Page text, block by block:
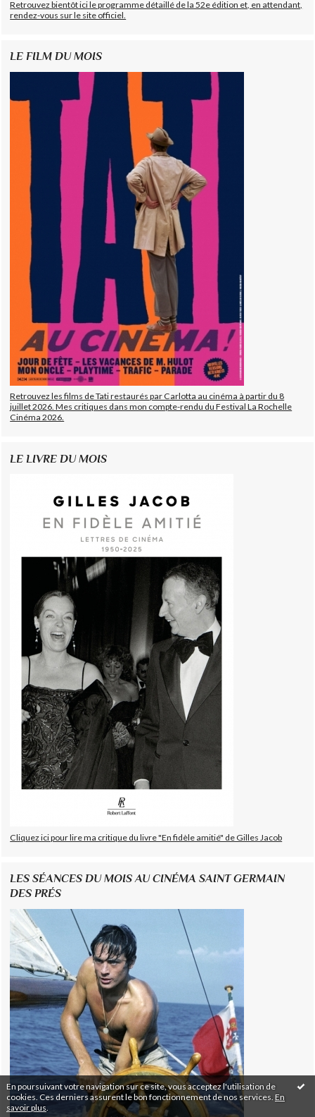
En poursuivant votre navigation sur ce site, vous acceptez l'utilisation de
cookies. Ces derniers assurent le bon fonctionnement de nos services. En
savoir plus
Retrouvez bientôt ici le programme détaillé de la 52e édition et, en attendant,
rendez-vous sur le site officiel.
LE FILM DU MOIS
Retrouvez les films de Tati restaurés par Carlotta au cinéma à partir du 8
juillet 2026. Mes critiques dans mon compte-rendu du Festival La Rochelle
Cinéma 2026.
LE LIVRE DU MOIS
Cliquez ici pour lire ma critique du livre "En fidèle amitié" de Gilles Jacob
LES SÉANCES DU MOIS AU CINÉMA SAINT GERMAIN
DES PRÉS